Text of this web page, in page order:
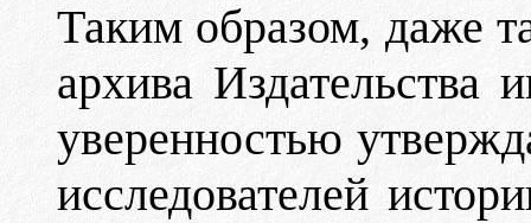
Таким образом, даже
архива Издательства
уверенностью
исследователей